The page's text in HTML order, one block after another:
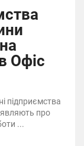
Офіс
підприємства
про
...